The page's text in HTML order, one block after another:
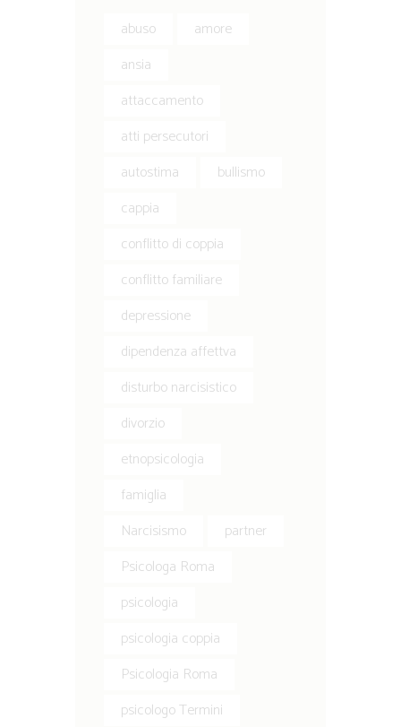
abuso
amore
ansia
attaccamento
atti persecutori
autostima
bullismo
cappia
conflitto di coppia
conflitto familiare
depressione
dipendenza affettva
disturbo narcisistico
divorzio
etnopsicologia
famiglia
Narcisismo
partner
Psicologa Roma
psicologia
psicologia coppia
Psicologia Roma
psicologo Termini